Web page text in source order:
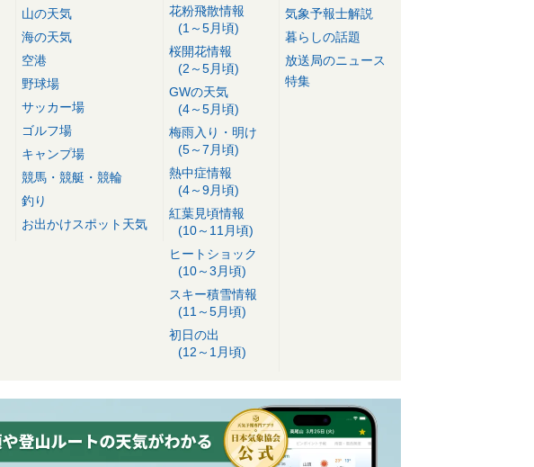
山の天気
海の天気
空港
野球場
サッカー場
ゴルフ場
キャンプ場
競馬・競艇・競輪
釣り
お出かけスポット天気
花粉飛散情報
(1～5月頃)
桜開花情報
(2～5月頃)
GWの天気
(4～5月頃)
梅雨入り・明け
(5～7月頃)
熱中症情報
(4～9月頃)
紅葉見頃情報
(10～11月頃)
ヒートショック
(10～3月頃)
スキー積雪情報
(11～5月頃)
初日の出
(12～1月頃)
気象予報士解説
暮らしの話題
放送局のニュース
特集